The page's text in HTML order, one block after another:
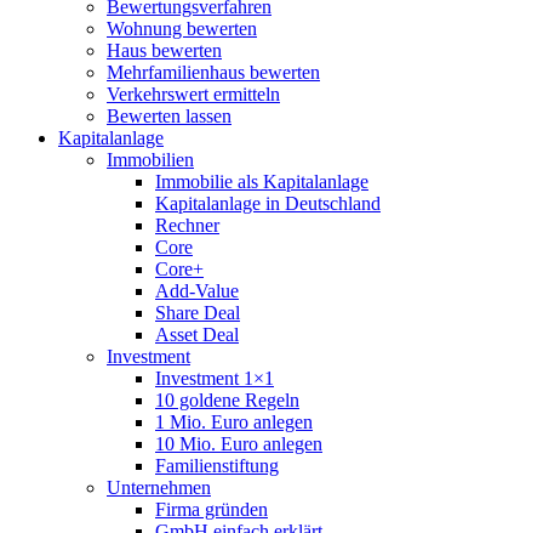
Bewertungsverfahren
Wohnung bewerten
Haus bewerten
Mehrfamilienhaus bewerten
Verkehrswert ermitteln
Bewerten lassen
Kapitalanlage
Immobilien
Immobilie als Kapitalanlage
Kapitalanlage in Deutschland
Rechner
Core
Core+
Add-Value
Share Deal
Asset Deal
Investment
Investment 1×1
10 goldene Regeln
1 Mio. Euro anlegen
10 Mio. Euro anlegen
Familienstiftung
Unternehmen
Firma gründen